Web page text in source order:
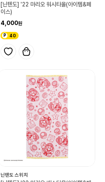
[닌텐도] '22 마리오 워시타올(아이템&페
이스)
4,000
40
닌텐도 스위치